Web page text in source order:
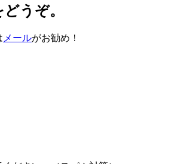
うぞ。
メールがお勧め！